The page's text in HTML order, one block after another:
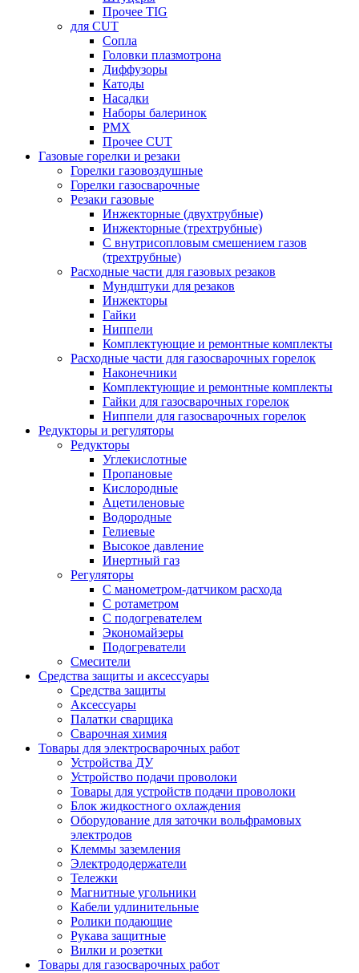
Прочее TIG
для CUT
Сопла
Головки плазмотрона
Диффузоры
Катоды
Насадки
Наборы балеринок
PMX
Прочее CUT
Газовые горелки и резаки
Горелки газовоздушные
Горелки газосварочные
Резаки газовые
Инжекторные (двухтрубные)
Инжекторные (трехтрубные)
С внутрисопловым смешением газов
(трехтрубные)
Расходные части для газовых резаков
Мундштуки для резаков
Инжекторы
Гайки
Ниппели
Комплектующие и ремонтные комплекты
Расходные части для газосварочных горелок
Наконечники
Комплектующие и ремонтные комплекты
Гайки для газосварочных горелок
Ниппели для газосварочных горелок
Редукторы и регуляторы
Редукторы
Углекислотные
Пропановые
Кислородные
Ацетиленовые
Водородные
Гелиевые
Высокое давление
Инертный газ
Регуляторы
С манометром-датчиком расхода
С ротаметром
С подогревателем
Экономайзеры
Подогреватели
Смесители
Средства защиты и аксессуары
Средства защиты
Аксессуары
Палатки сварщика
Сварочная химия
Товары для электросварочных работ
Устройства ДУ
Устройство подачи проволоки
Товары для устройств подачи проволоки
Блок жидкостного охлаждения
Оборудование для заточки вольфрамовых
электродов
Клеммы заземления
Электрододержатели
Тележки
Магнитные угольники
Кабели удлинительные
Ролики подающие
Рукава защитные
Вилки и розетки
Товары для газосварочных работ